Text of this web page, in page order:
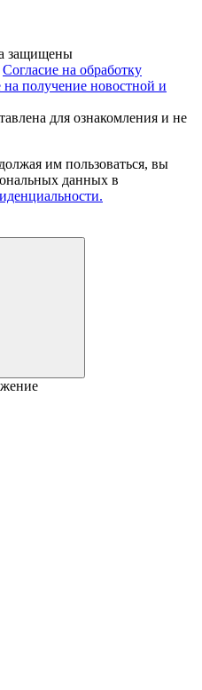
защищены
Согласие на обработку
на получение новостной и
для ознакомления и не
им пользоваться, вы
данных в